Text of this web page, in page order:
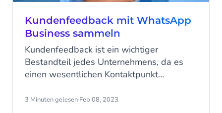
Kundenfeedback mit WhatsApp
Business sammeln
Kundenfeedback ist ein wichtiger
Bestandteil jedes Unternehmens, da es
einen wesentlichen Kontaktpunkt
Die Einholung von qualitativ hochwertigem
3 Minuten gelesen·Feb 08, 2023